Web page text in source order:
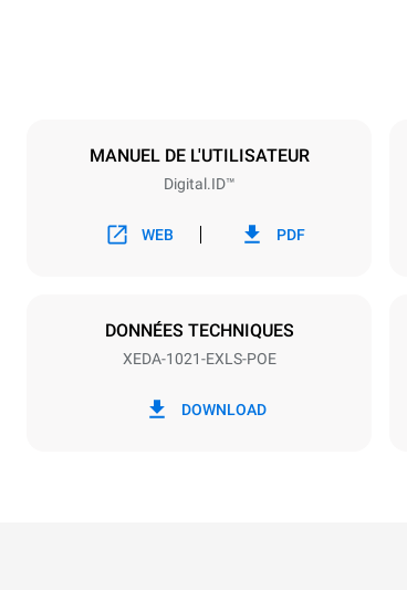
MANUEL DE L'UTILISATEUR
Digital.ID™
WEB PDF
DONNÉES TECHNIQUES
XEDA-1021-EXLS-POE
DOWNLOAD